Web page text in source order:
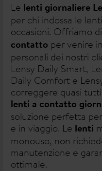
Le lenti giornaliere
per chi indossa le
occasioni. Offriamo
contatto per venire
personali dei nostri
Lensy Daily Smart,
Daily Comfort e
correggere quasi
lenti a contatto
soluzione perfetta
e in viaggio. Le lenti
monouso, non
manutenzione e
ottimale.